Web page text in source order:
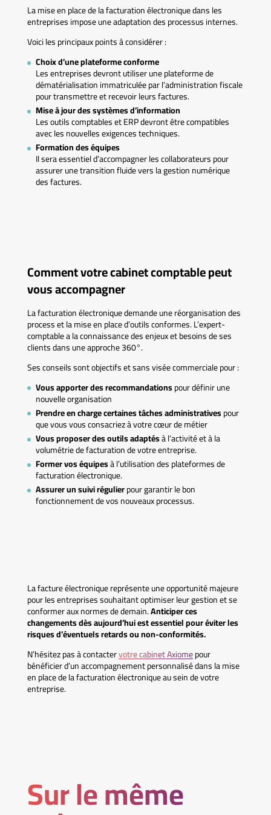
La mise en place de la facturation électronique dans les
entreprises impose une adaptation des processus internes.
Voici les principaux points à considérer :
Choix d’une plateforme conforme
Les entreprises devront utiliser une plateforme de
dématérialisation immatriculée par l’administration fiscale
pour transmettre et recevoir leurs factures.
Mise à jour des systèmes d’information
Les outils comptables et ERP devront être compatibles
avec les nouvelles exigences techniques.
Formation des équipes
Il sera essentiel d’accompagner les collaborateurs pour
assurer une transition fluide vers la gestion numérique
des factures.
Comment votre cabinet comptable peut
vous accompagner
La facturation électronique demande une réorganisation des
process et la mise en place d’outils conformes. L’expert-
comptable a la connaissance des enjeux et besoins de ses
clients dans une approche 360°.
Ses conseils sont objectifs et sans visée commerciale pour :
Vous apporter des recommandationspour définir une
nouvelle organisation
Prendre en charge certaines tâches administrativespour
que vous vous consacriez à votre cœur de métier
Vous proposer des outils adaptésà l’activité et à la
volumétrie de facturation de votre entreprise.
Former vos équipesà l’utilisation des plateformes de
facturation électronique.
Assurer un suivi régulierpour garantir le bon
fonctionnement de vos nouveaux processus.
La facture électronique représente une opportunité majeure
pour les entreprises souhaitant optimiser leur gestion et se
conformer aux normes de demain.Anticiper ces
changements dès aujourd’hui est essentiel pour éviter les
risques d’éventuels retards ou non-conformités.
N’hésitez pas à contactervotre cabinet Axiomepour
bénéficier d’un accompagnement personnalisé dans la mise
en place de la facturation électronique au sein de votre
entreprise.
Sur le même